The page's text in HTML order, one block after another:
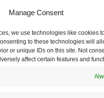
Manage Consent
we use technologies like cookies
to these technologies will
or unique IDs on this site. Not
affect certain features and